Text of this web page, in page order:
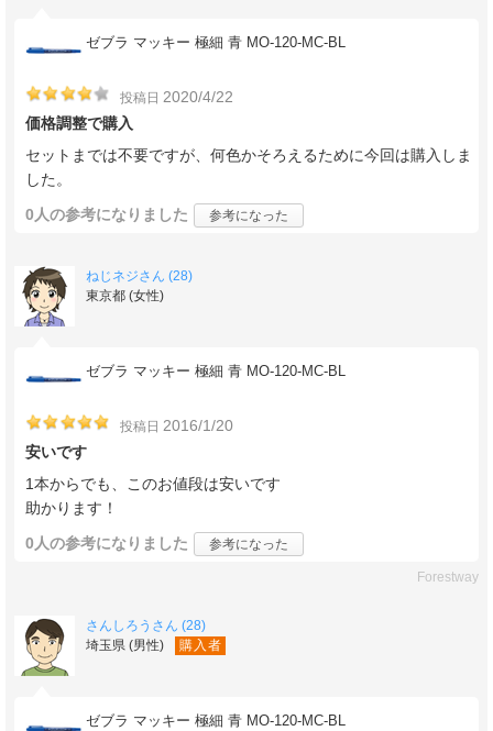
ゼブラ マッキー 極細 青 MO-120-MC-BL
投稿日 2020/4/22
価格調整で購入
セットまでは不要ですが、何色かそろえるために今回は購入しま
した。
0人の参考になりました 参考になった
ねじネジさん (28)
東京都 (女性)
ゼブラ マッキー 極細 青 MO-120-MC-BL
投稿日 2016/1/20
安いです
1本からでも、このお値段は安いです
助かります！
0人の参考になりました 参考になった
Forestway
さんしろうさん (28)
埼玉県 (男性)
購入者
ゼブラ マッキー 極細 青 MO-120-MC-BL